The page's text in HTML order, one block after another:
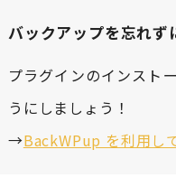
バックアップを忘れず
プラグインのインスト
うにしましょう！
→BackWPup を利用し